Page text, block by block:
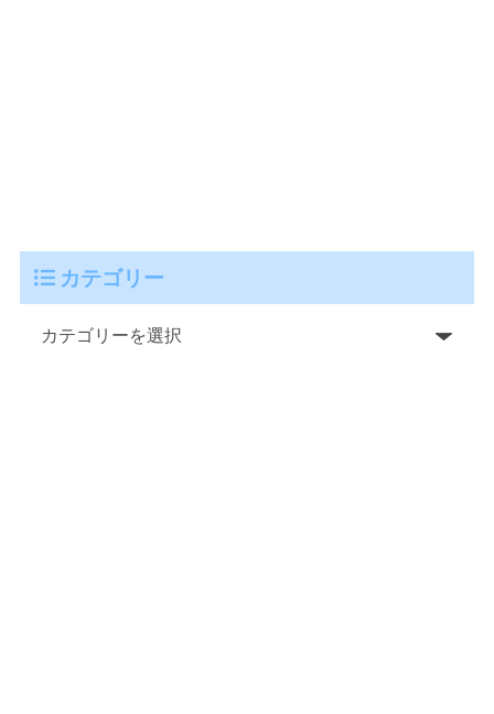
カテゴリー